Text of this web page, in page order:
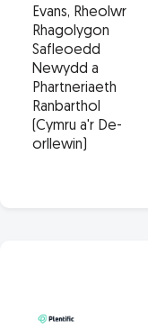
Evans, Rheolwr
Rhagolygon
Safleoedd
Newydd a
Phartneriaeth
Ranbarthol
(Cymru a'r De-
orllewin)